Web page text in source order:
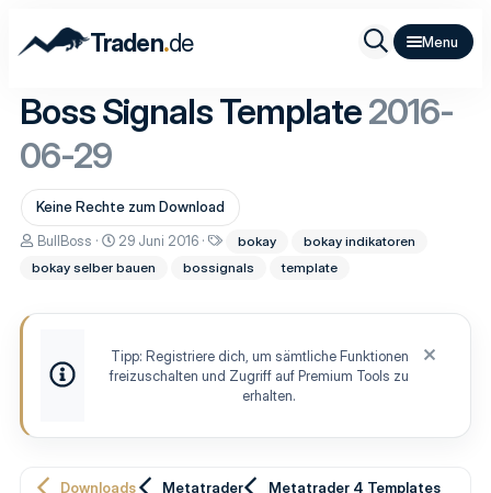
Traden.de
Boss Signals Template2016-
06-29
Keine Rechte zum Download
A
t
BullBoss
D
t
s
t
g
29 Juni 2016
h
o
bokay
bokay indikatoren
bokay selber bauen
bossignals template
Tipp: Registriere dich, um sämtliche Funktionen
freizuschalten und Zugriff auf Premium Tools zu
erhalten.
Downloads Metatrader Metatrader 4 Templates